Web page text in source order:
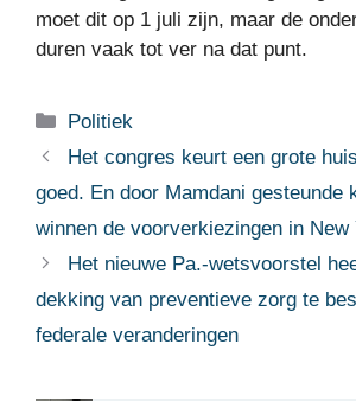
moet dit op 1 juli zijn, maar de
duren vaak tot ver na dat punt.
Categorieën
Politiek
Het congres keurt een grote
goed. En door Mamdani gesteunde
winnen de voorverkiezingen in New
Het nieuwe Pa.-wetsvoorstel
dekking van preventieve zorg te
federale veranderingen